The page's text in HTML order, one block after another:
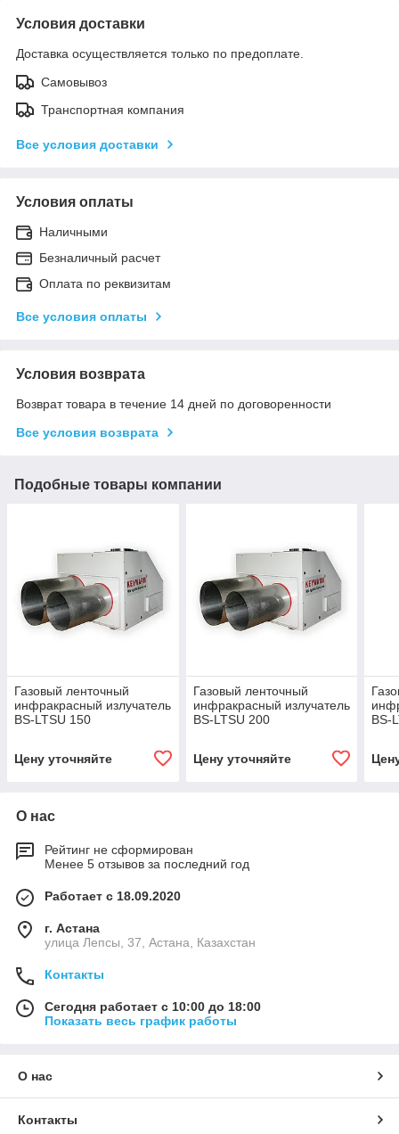
Условия доставки
Доставка осуществляется только по предоплате.
Самовывоз
Транспортная компания
Все условия доставки
Условия оплаты
Наличными
Безналичный расчет
Оплата по реквизитам
Все условия оплаты
Условия возврата
Возврат товара в течение 14 дней по договоренности
Все условия возврата
Подобные товары компании
Газовый ленточный
инфракрасный излучатель
BS-LTSU 150
Цену уточняйте
Газовый ленточный
инфракрасный излучатель
BS-LTSU 200
Цену уточняйте
BS-
О нас
Рейтинг не сформирован
Менее 5 отзывов за последний год
Работает с 18.09.2020
г. Астана
улица Лепсы, 37, Астана, Казахстан
Контакты
Сегодня работает с 10:00 до 18:00
Показать весь график работы
О нас
Контакты